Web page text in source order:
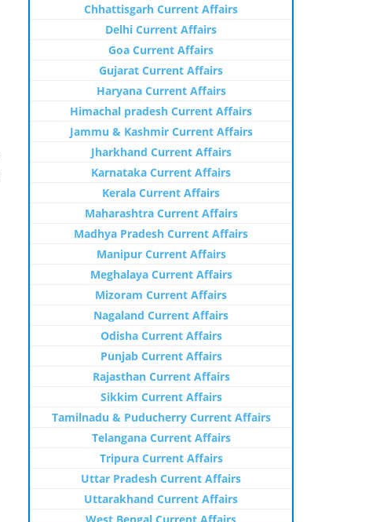
Chhattisgarh Current Affairs
Delhi Current Affairs
Goa Current Affairs
Gujarat Current Affairs
Haryana Current Affairs
Himachal pradesh Current Affairs
Jammu & Kashmir Current Affairs
Jharkhand Current Affairs
Karnataka Current Affairs
Kerala Current Affairs
Maharashtra Current Affairs
Madhya Pradesh Current Affairs
Manipur Current Affairs
Meghalaya Current Affairs
Mizoram Current Affairs
Nagaland Current Affairs
Odisha Current Affairs
Punjab Current Affairs
Rajasthan Current Affairs
Sikkim Current Affairs
Tamilnadu & Puducherry Current Affairs
Telangana Current Affairs
Tripura Current Affairs
Uttar Pradesh Current Affairs
Uttarakhand Current Affairs